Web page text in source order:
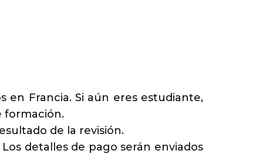
Francia. Si aún eres estudiante,
formación.
de la revisión.
detalles de pago serán enviados